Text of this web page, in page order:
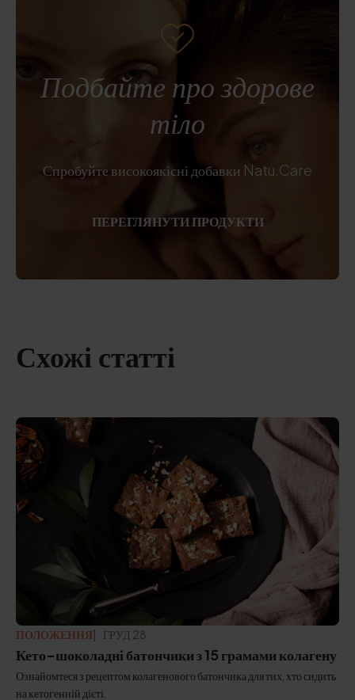
Подбайте про здорове
тіло
Спробуйте високоякісні добавки Natu.Care
ПЕРЕГЛЯНУТИ ПРОДУКТИ
Схожі статті
ПОЛОЖЕННЯ ГРУД 28
Кето-шоколадні батончики з 15 грамами колагену
Ознайомтеся з рецептом колагенового батончика для тих, хто сидить
на кетогенній дієті.